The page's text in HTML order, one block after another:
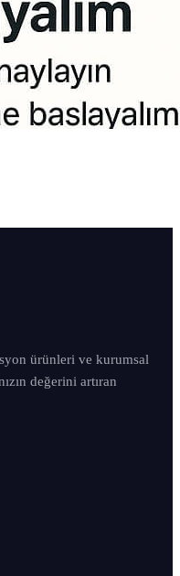
ürünleri ve kurumsal
değerini artıran